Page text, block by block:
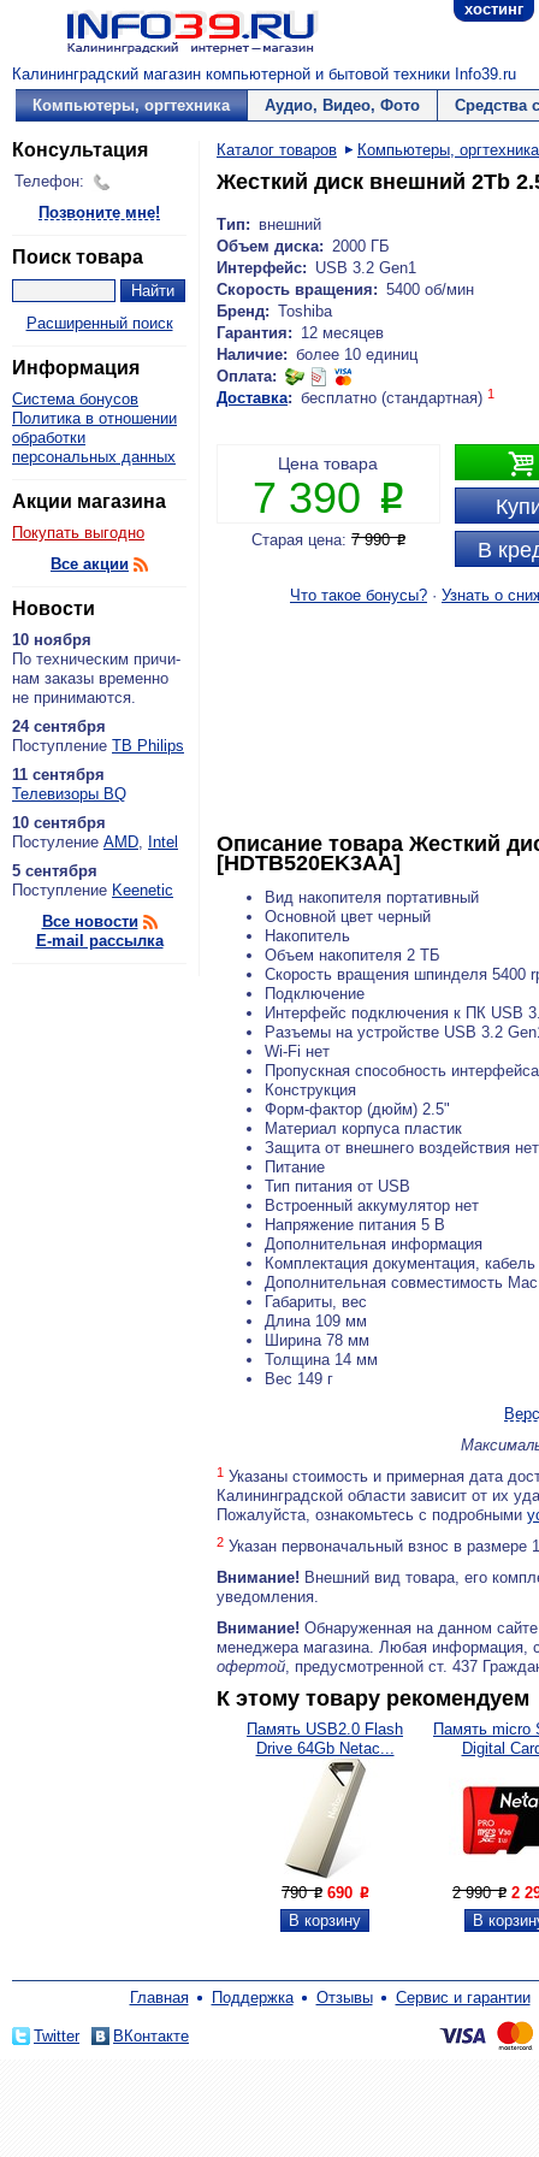
хостинг
Калининградский магазин компьютерной и бытовой техники Info39.ru
Компьютеры, оргтехника
Аудио, Видео, Фото Средства
Консультация
Телефон:
Позвоните мне!
Поиск товара
Расширенный поиск
Информация
Система бонусов
Политика в отношении
обработки
персональных данных
Акции магазина
Покупать выгодно
Все акции
Новости
10 ноября
По тех­ни­че­ским при­чи­
нам за­ка­зы вре­мен­но
не при­ни­ма­ют­ся.
24 сентября
По­ступ­ле­ние ТВ Philips
11 сентября
Теле­ви­зо­ры BQ
10 сентября
По­сту­ле­ние AMD, Intel
5 сентября
По­ступ­ле­ние Keenetic
Все новости
E-mail рассылка
Каталог товаров Компьютеры, оргтехника
Жесткий диск внешний 2Tb
Тип: внешний
Объем диска: 2000 ГБ
Интерфейс: USB 3.2 Gen1
Скорость вращения: 5400 об/мин
Бренд: Toshiba
Гарантия: 12 месяцев
Наличие: более 10 единиц
Оплата:
Доставка: бесплатно (стандартная) 1

В
Цена товара
7 390 P
Старая цена: 7 990P
Что такое бонусы? · Узнать о
Описание товара Жесткий
[HDTB520EK3AA]
Вид накопителя портативный
Основной цвет черный
Накопитель
Объем накопителя 2 ТБ
Скорость вращения шпинделя 5400
Подключение
Интерфейс подключения к ПК USB
Разъемы на устройстве USB 3.2
Wi-Fi нет
Пропускная способность
Конструкция
Форм-фактор (дюйм) 2.5"
Материал корпуса пластик
Защита от внешнего воздействия нет
Питание
Тип питания от USB
Встроенный аккумулятор нет
Напряжение питания 5 В
Дополнительная информация
Комплектация документация,
Дополнительная совместимость Mac
Габариты, вес
Длина 109 мм
Ширина 78 мм
Толщина 14 мм
Вес 149 г
1 Указаны стоимость и примерная дата
Калининградской области зависит от их
Пожалуйста, ознакомьтесь с подробными
2 Указан первоначальный взнос в
Внимание! Внешний вид товара, его
уведомления.
Внимание! Обнаруженная на данном
менеджера магазина. Любая информация,
офертой, предусмотренной ст. 437
К этому товару рекомендуем
Память USB2.0 Flash
Drive 64Gb Netac...
790P 690 P
Память micro
Digital
2 990P 2
Главная Поддержка Отзывы Сервис и гарантии
Twitter ВКонтакте